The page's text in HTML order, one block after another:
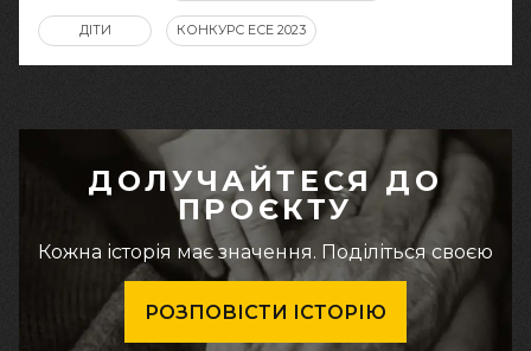
ДІТИ КОНКУРС ЕСЕ 2023
ДОЛУЧАЙТЕСЯ ДО
ПРОЄКТУ
Кожна історія має значення. Поділіться своєю
РОЗПОВІСТИ ІСТОРІЮ